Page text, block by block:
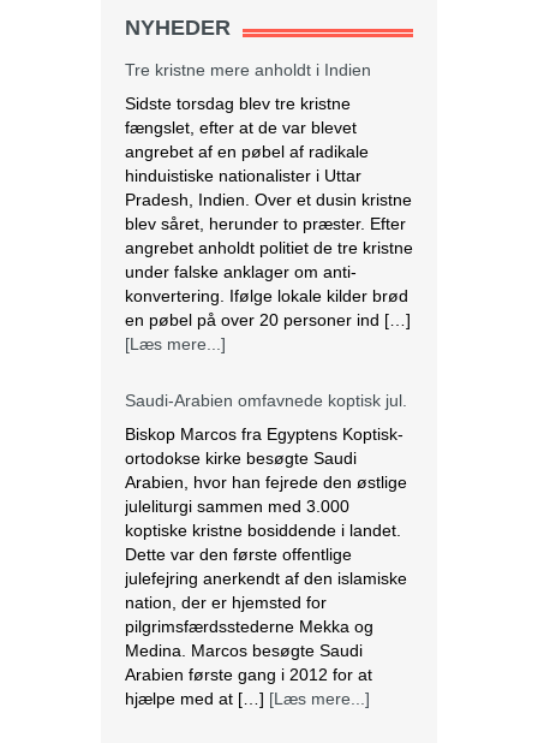
NYHEDER
Tre kristne mere anholdt i Indien
Sidste torsdag blev tre kristne
fængslet, efter at de var blevet
angrebet af en pøbel af radikale
hinduistiske nationalister i Uttar
Pradesh, Indien. Over et dusin kristne
blev såret, herunder to præster. Efter
angrebet anholdt politiet de tre kristne
under falske anklager om anti-
konvertering. Ifølge lokale kilder brød
en pøbel på over 20 personer ind […]
[Læs mere...]
Saudi-Arabien omfavnede koptisk jul.
Biskop Marcos fra Egyptens Koptisk-
ortodokse kirke besøgte Saudi
Arabien, hvor han fejrede den østlige
juleliturgi sammen med 3.000
koptiske kristne bosiddende i landet.
Dette var den første offentlige
julefejring anerkendt af den islamiske
nation, der er hjemsted for
pilgrimsfærdsstederne Mekka og
Medina. Marcos besøgte Saudi
Arabien første gang i 2012 for at
hjælpe med at […] [Læs mere...]